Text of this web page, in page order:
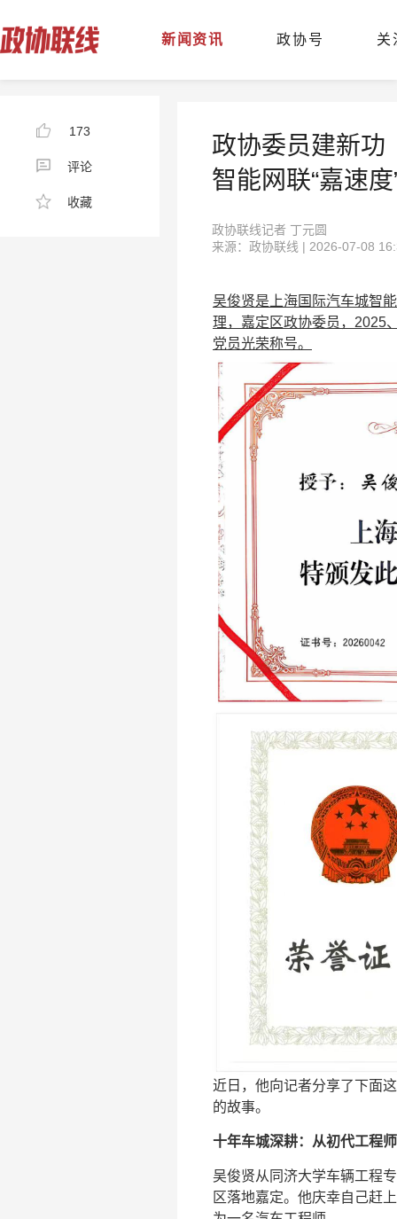
新闻资讯 政协号 关
173
评论
收藏
政协委员建新功
智能网联“嘉速度
政协联线记者 丁元圆
来源：政协联线 | 2026-07-08
吴俊贤是上海国际汽车城智
理，嘉定区政协委员，2025
党员光荣称号。
近日，他向记者分享了下面
的故事。
十年车城深耕：从初代工程
吴俊贤从同济大学车辆工程
区落地嘉定。他庆幸自己赶